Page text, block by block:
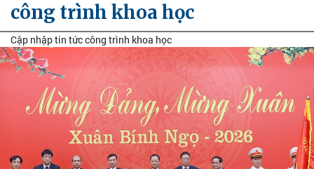
công trình khoa học
Cập nhập tin tức công trình khoa học